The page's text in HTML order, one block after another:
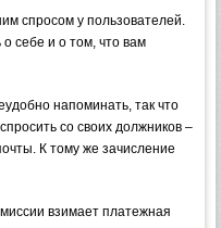
спросом у пользователей.
себе и о том, что вам
напоминать, так что
со своих должников –
К тому же зачисление
взимает платежная